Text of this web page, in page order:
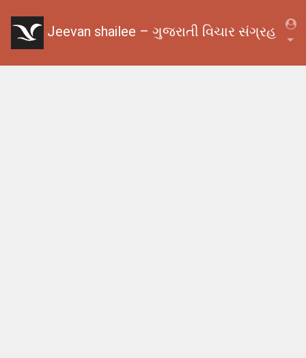
Jeevan shailee – ગુજરાતી વિચાર સંગ્રહ